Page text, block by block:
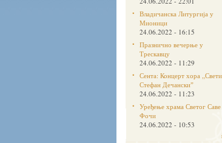
Владичанска Литургија у
Мионици
24.06.2022 - 16:15
Празнично вечерње у
Трескавцу
24.06.2022 - 11:29
Сента: Концерт хора „Свети
Стефан Дечанскиˮ
24.06.2022 - 11:23
Уређење храма Светог
Фочи
24.06.2022 - 10:53